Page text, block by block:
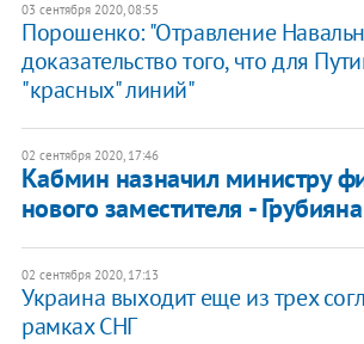
03 сентября 2020, 08:55
Порошенко: "Отравление
доказательство того, что для
"красных" линий"
02 сентября 2020, 17:46
Кабмин назначил министру
нового заместителя - Грубияна
02 сентября 2020, 17:13
Украина выходит еще из трех
рамках СНГ